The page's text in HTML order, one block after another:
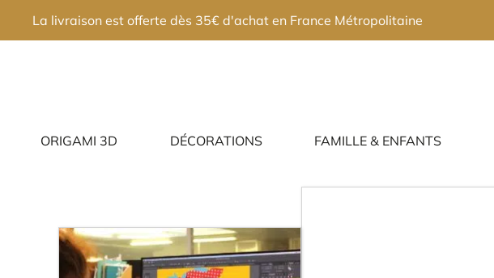
ORIGAMI 3D DÉCORATIONS FAMILLE & ENFANTS
La livraison est offerte dès 35€ d'achat en France Métropolitaine
×